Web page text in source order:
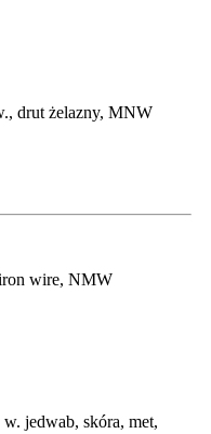
drut żelazny, MNW
wire, NMW
jedwab, skóra, met,